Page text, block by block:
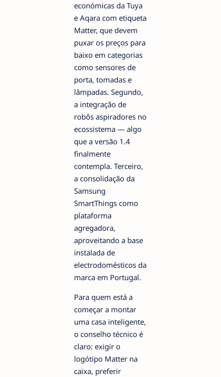
económicas da Tuya
e Aqara com etiqueta
Matter, que devem
puxar os preços para
baixo em categorias
como sensores de
porta, tomadas e
lâmpadas. Segundo,
a integração de
robôs aspiradores no
ecossistema — algo
que a versão 1.4
finalmente
contempla. Terceiro,
a consolidação da
Samsung
SmartThings como
plataforma
agregadora,
aproveitando a base
instalada de
electrodomésticos da
marca em Portugal.
Para quem está a
começar a montar
uma casa inteligente,
o conselho técnico é
claro: exigir o
logótipo Matter na
caixa, preferir